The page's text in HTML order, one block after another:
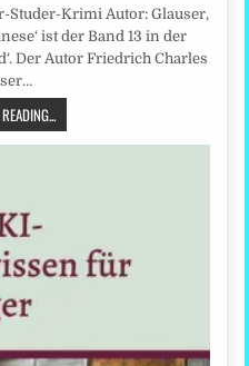
Studer-Krimi Autor: Glauser,
ist der Band 13 in der
Der Autor Friedrich Charles